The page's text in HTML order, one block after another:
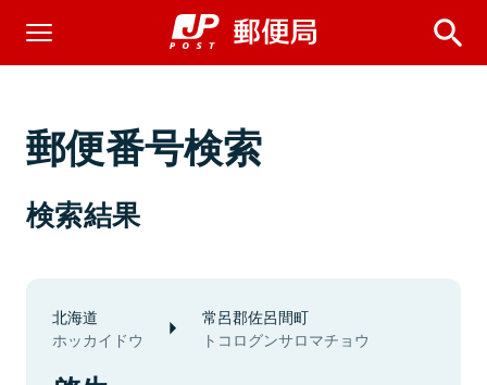
郵便番号検索
検索結果
北海道
ホッカイドウ
常呂郡佐呂間町
トコログンサロマチョウ